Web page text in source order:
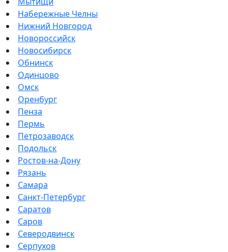
Набережные Челны
Нижний Новгород
Новороссийск
Новосибирск
Обнинск
Одинцово
Омск
Оренбург
Пенза
Пермь
Петрозаводск
Подольск
Ростов-на-Дону
Рязань
Самара
Санкт-Петербург
Саратов
Саров
Северодвинск
Серпухов